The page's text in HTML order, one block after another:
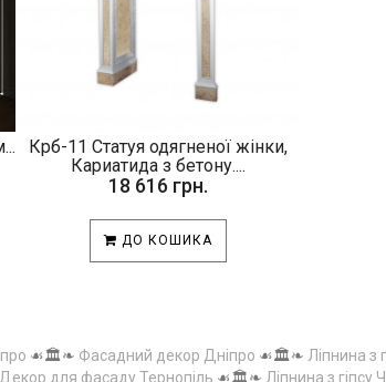
Крб-11 Статуя одягненої жінки,
Кариатида з бетону....
18 616 грн.
ДО КОШИКА
☙🏛️❧ Фасадний декор Дніпро ☙🏛️❧ Ліпнина з
Декор для фасаду Тернопіль ☙🏛️❧ Ліпнина з гіпсу